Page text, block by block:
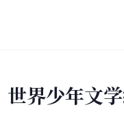
世界少年文